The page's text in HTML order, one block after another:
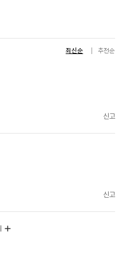
최신순 추천순
신고
신고